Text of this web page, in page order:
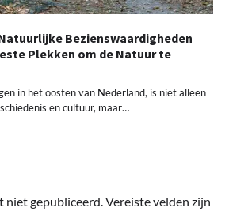
Bezienswaardigheden
Plekken om de Natuur te
in het oosten van Nederland, is niet alleen
en cultuur, maar…
niet gepubliceerd. Vereiste velden zijn